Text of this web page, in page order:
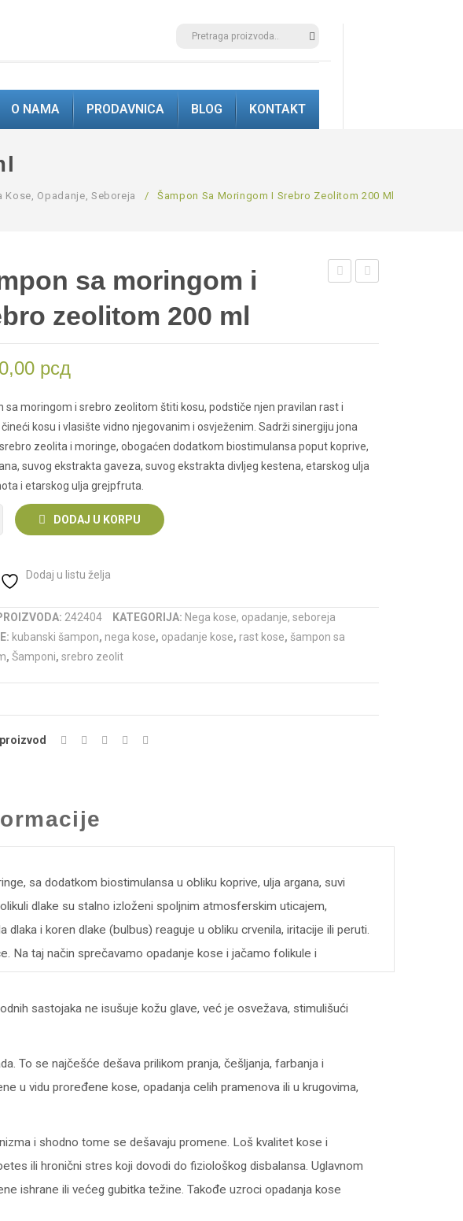
O NAMA PRODAVNICA BLOG KONTAKT
Kose, Opadanje, Seboreja / Šampon Sa Moringom I Srebro Zeolitom 200 Ml
sa moringom i
zeolitom 200 ml
рсд
sa moringom i srebro zeolitom štiti kosu, podstiče njen pravilan rast i
kosu i vlasište vidno njegovanim i osvježenim. Sadrži sinergiju jona
zeolita i moringe, obogaćen dodatkom biostimulansa poput koprive,
suvog ekstrakta gaveza, suvog ekstrakta divljeg kestena, etarskog ulja
i etarskog ulja grejpfruta.
DODAJ U KORPU
Dodaj u listu želja
242404 KATEGORIJA: Nega kose, opadanje, seboreja
kubanski šampon, nega kose, opadanje kose, rast kose, šampon sa
, Šamponi, srebro zeolit
sa dodatkom biostimulansa u obliku koprive, ulja argana, suvi
dlake su stalno izloženi spoljnim atmosferskim uticajem,
i koren dlake (bulbus) reaguje u obliku crvenila, iritacije ili peruti.
Na taj način sprečavamo opadanje kose i jačamo folikule i
sastojaka ne isušuje kožu glave, već je osvežava, stimulišući
To se najčešće dešava prilikom pranja, češljanja, farbanja i
u vidu proređene kose, opadanja celih pramenova ili u krugovima,
i shodno tome se dešavaju promene. Loš kvalitet kose i
ili hronični stres koji dovodi do fiziološkog disbalansa. Uglavnom
ishrane ili većeg gubitka težine. Takođe uzroci opadanja kose